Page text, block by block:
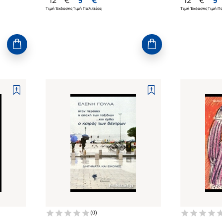
Τιμή ΈκδοσηςΤιμή Πολιτείας Τιμή ΈκδοσηςΤιμή
(0)